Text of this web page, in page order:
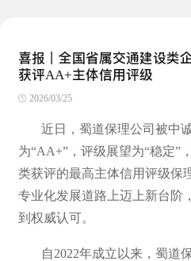
喜报丨全国省属交通建设类
获评AA+主体信用评级
2026/03/25
近日，蜀道保理公司被中
为“AA+”，评级展望为“稳定”
类获评的最高主体信用评级保
专业化发展道路上迈上新台阶
到权威认可。
自2022年成立以来，蜀道